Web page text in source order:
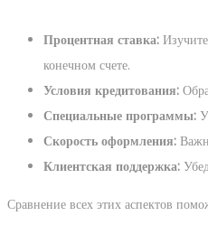
Процентная ставка:
конечном счете.
Условия кредитования:
Специальные программы:
Скорость оформления:
Клиентская поддержка:
Сравнение всех этих аспектов